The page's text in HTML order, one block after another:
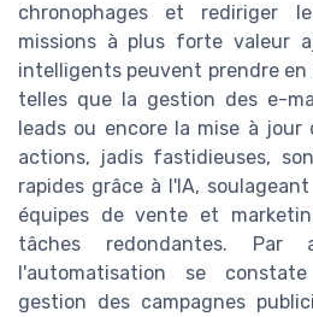
chronophages et rediriger
missions à plus forte valeur
intelligents peuvent prendre en
telles que la gestion des e-
leads ou encore la mise à jour
actions, jadis fastidieuses,
rapides grâce à l'IA,
équipes de vente et
tâches redondantes. Par
l'automatisation se
gestion des campagnes